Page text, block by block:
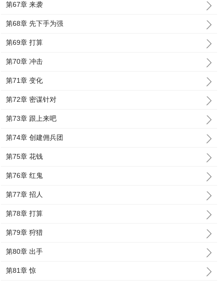
第67章 来袭
第68章 先下手为强
第69章 打算
第70章 冲击
第71章 变化
第72章 密谋针对
第73章 跟上来吧
第74章 创建佣兵团
第75章 花钱
第76章 红鬼
第77章 招人
第78章 打算
第79章 狩猎
第80章 出手
第81章 惊